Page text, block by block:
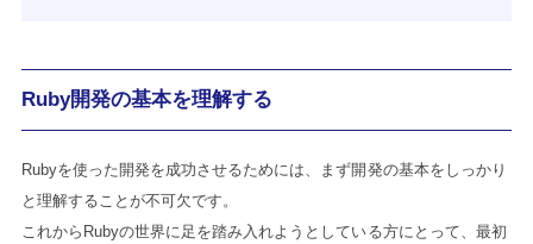
Ruby開発の基本を理解する
Rubyを使った開発を成功させるためには、まず開発の基本をしっかり
と理解することが不可欠です。
これからRubyの世界に足を踏み入れようとしている方にとって、最初